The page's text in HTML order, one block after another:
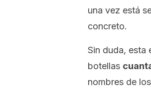
una vez está
concreto.
Sin duda, esta
botellas
nombres de